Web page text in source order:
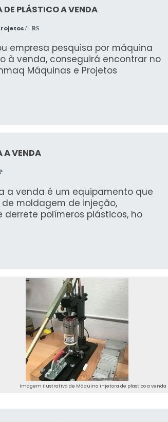
PLÁSTICO A VENDA
/ - RS
empresa pesquisa por máquina
à venda, conseguirá encontrar no
Máquinas e Projetos
A VENDA
a venda é um equipamento que
moldagem de injeção,
polímeros plásticos, ho
Imagem ilustrativa de Máquina injetora de plastico a venda